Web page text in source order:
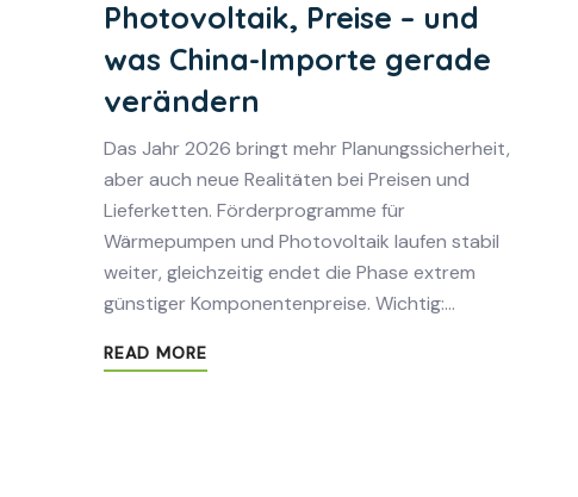
Photovoltaik, Preise – und
was China-Importe gerade
verändern
Das Jahr 2026 bringt mehr Planungssicherheit,
aber auch neue Realitäten bei Preisen und
Lieferketten. Förderprogramme für
Wärmepumpen und Photovoltaik laufen stabil
weiter, gleichzeitig endet die Phase extrem
günstiger Komponentenpreise. Wichtig:…
READ MORE